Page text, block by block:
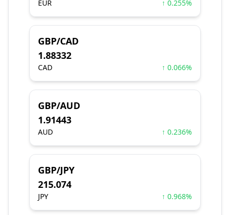
EUR ↑ 0.255%
GBP/CAD
1.88332
CAD ↑ 0.066%
GBP/AUD
1.91443
AUD ↑ 0.236%
GBP/JPY
215.074
JPY ↑ 0.968%